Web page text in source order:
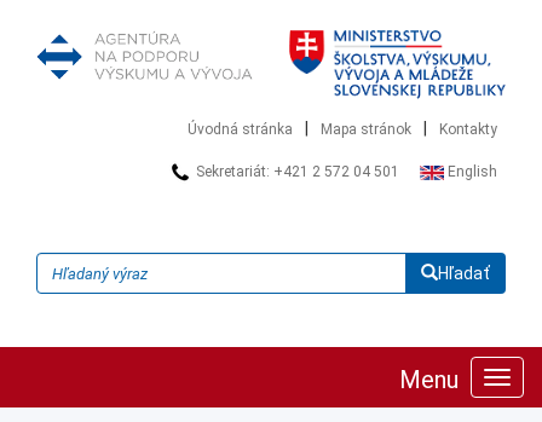
Úvodná stránka Mapa stránok Kontakty
Sekretariát: +421 2 572 04 501 English
Hľadať
Menu